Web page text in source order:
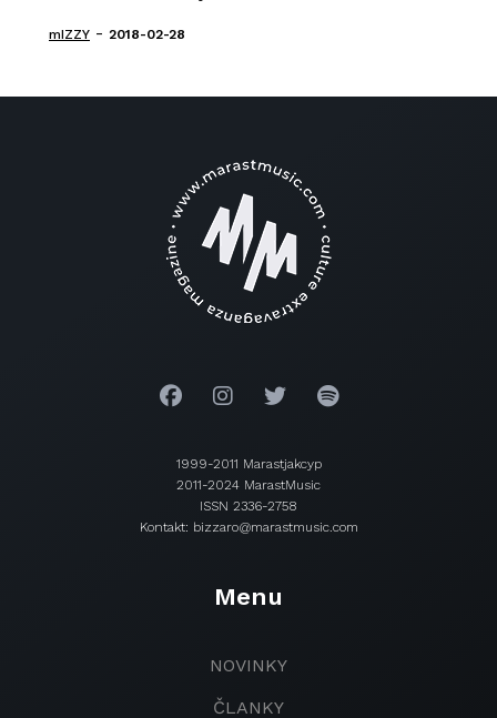
mIZZY - 2018-02-28
1999-2011 Marastjakcyp
2011-2024 MarastMusic
ISSN 2336-2758
Kontakt: bizzaro@marastmusic.com
Menu
NOVINKY
ČLANKY